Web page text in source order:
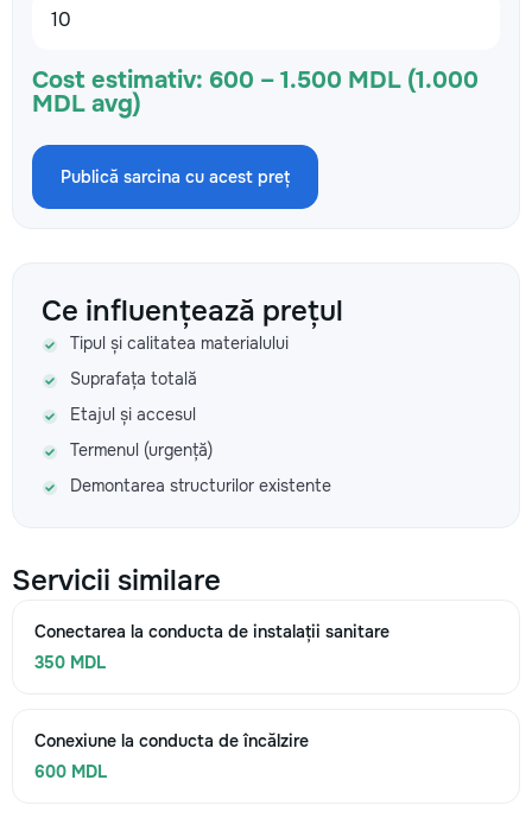
Cost estimativ: 600 – 1.500 MDL (1.000
MDL avg)
Publică sarcina cu acest preț
Ce influențează prețul
Tipul și calitatea materialului
Suprafața totală
Etajul și accesul
Termenul (urgență)
Demontarea structurilor existente
Servicii similare
Conectarea la conducta de instalații sanitare
350 MDL
Conexiune la conducta de încălzire
600 MDL